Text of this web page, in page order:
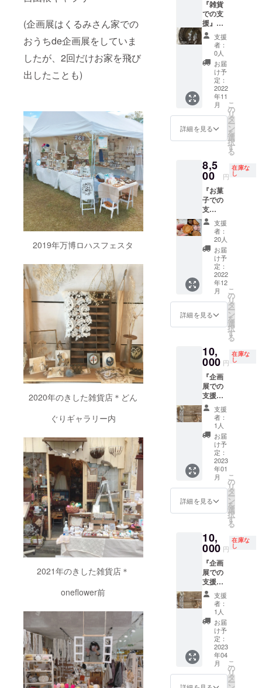
(企画展はくるみさん家での
おうちde企画展をしていま
したが、2回だけお家を飛び
出したことも)
2019年万博ロハスフェスタ
2020年のきした雑貨店＊どん
ぐりギャラリー内
2021年のきした雑貨店＊
oneflower前
日
（土）
時間：
１０：
００
（牛久
駅）～
１７時
り駅は
JR東日
本常磐
線「牛
久」駅
久駅に
来ても
らえれ
ば車で
お迎え
に参り
ます。
または
現地イ
バライ
ド入口
に集合
でお願
いいた
しま
す。 ＊
交通
費や諸
経費は
金額に
含まれ
ません
のでご
注意く
ださ
い。
もセッ
トで
す。 ＊
インテ
リア雑
貨代金
とデザ
イン料
が入り
ます。
＊送料
(¥890)
込みの
価格で
す。
家に届
きま
す。 日
程：
202211
月～
2023年
10月
（計12
個） ＊
くるみ
店長直
筆のお
手紙も
セット
です。
本、各
作家さ
まの新
作をお
届け予
定で
す。 ＊
ブロー
チ代金
と新作
デザイ
ン料が
入りま
す。 ＊
各月の
送料
(¥600)
『雑貨
での支
援』く
るみ店
長セレ
クト！
耳飾り
推しの
（12ヶ
月、毎
月１
個、計
12個）
毎月、
店長が
トした
ピアス
（イヤ
リン
グ）が
一組、
お家に
届きま
す。 日
程：
2022年
11月～
2023年
10月
（計12
個） ＊
くるみ
セット
です。
＊基
本、各
作家さ
まの新
作をお
届け予
定で
す。 ＊
耳飾り
代金と
新作デ
ザイン
料が入
りま
す。 ＊
は込み
となり
ます。
支援
者：
0人
お届
け予
定：
2022
年11
月
詳細を見る
こ
の
リ
タ
ー
ン
を
選
択
す
る
8,5
00 円
在庫な
し
『お菓
子での
支
援』”ご
ほうび
のまほ
う”1年
SET（
年4回）
くるも
り雑貨
店で人
気だっ
た”ごほ
うびの
う”とい
うお菓
子BOX1
個が4回
届く
セット
です。
西荻窪
にある
spicaの
おやつ
さんと
のコラ
ボ企画
となり
ます。
前回大
方も多
かった
ため、
今回は
予約日
に買い
物せず
も、"必
ず"4回
分のお
菓子
BOXが
届く権
利を提
供しま
支援
者：
20人
お届
け予
定：
2022
年12
月
詳細を見る
こ
の
リ
タ
ー
ン
を
選
択
す
る
10,
000 円
在庫な
し
『企画
展での
支援』
くるも
り雑貨
店メイ
ンテー
ブルの
企画展
権利
（1-3
月、内3
週間）
くるも
り雑貨
店内の
テーブ
ルでは
2022年
12月か
ら毎月
企画展
を行う
予定で
す。 そ
こで3ヶ
月に1回
くら
い、外
部の方
に展示
しても
らえた
支援
者：
1人
お届
け予
定：
2023
年01
月
詳細を見る
こ
の
リ
タ
ー
ン
を
選
択
す
る
10,
000 円
在庫な
し
『企画
展での
支援』
くるも
り雑貨
店メイ
ンテー
ブルの
企画展
権利
（4-6
月、内3
週間）
くるも
支援
者：
1人
お届
け予
定：
2023
年04
月
こ
の
リ
タ
ー